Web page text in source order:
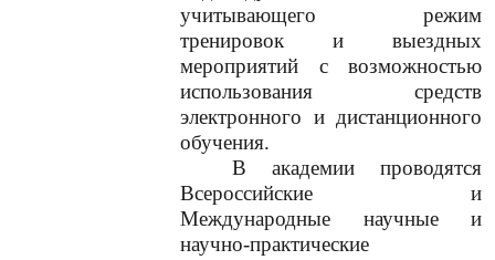
учитывающего режим
тренировок и выездных
мероприятий с возможностью
использования средств
электронного и дистанционного
обучения.
В академии проводятся
Всероссийские и
Международные научные и
научно-практические